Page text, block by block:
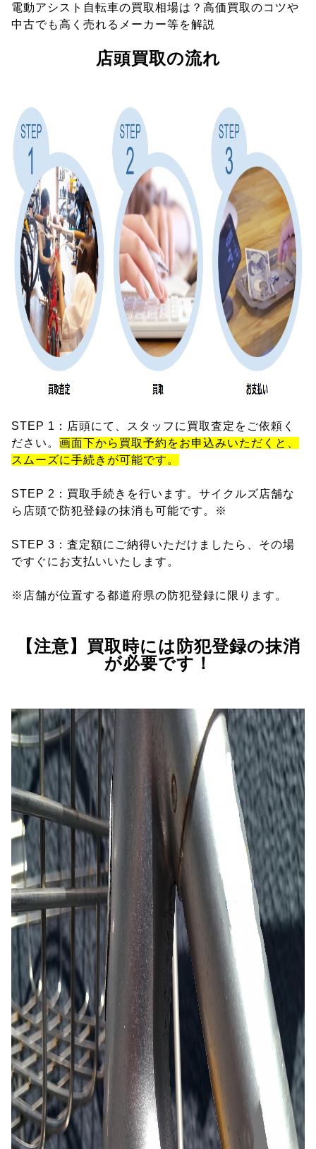
電動アシスト自転車の買取相場は？高価買取のコツや
中古でも高く売れるメーカー等を解説
店頭買取の流れ
STEP 1：店頭にて、スタッフに買取査定をご依頼く
ださい。 画面下から買取予約をお申込みいただくと、
スムーズに手続きが可能です。
STEP 2：買取手続きを行います。サイクルズ店舗な
ら店頭で防犯登録の抹消も可能です。※
STEP 3：査定額にご納得いただけましたら、その場
ですぐにお支払いいたします。
※店舗が位置する都道府県の防犯登録に限ります。
【注意】買取時には防犯登録の抹消
が必要です！